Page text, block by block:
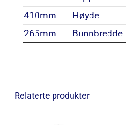
410mm
Høyde
265mm
Bunnbredde
Relaterte produkter